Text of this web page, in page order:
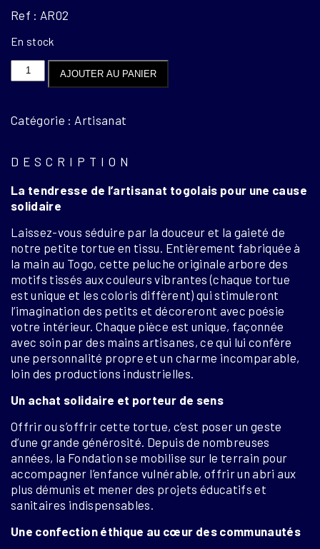
Ref : AR02
En stock
quantité
de
artisanale
AJOUTER AU PANIER
Catégorie : Artisanat
DESCRIPTION
La tendresse de l’artisanat togolais pour une cause
solidaire
Laissez-vous séduire par la douceur et la gaieté de
notre petite tortue en tissu. Entièrement fabriquée à
la main au Togo, cette peluche originale arbore des
motifs tissés aux couleurs vibrantes (chaque tortue
est unique et les coloris diffèrent) qui stimuleront
l’imagination des petits et décoreront avec poésie
votre intérieur. Chaque pièce est unique, façonnée
avec soin par des mains artisanes, ce qui lui confère
une personnalité propre et un charme incomparable,
loin des productions industrielles.
Un achat solidaire et porteur de sens
Offrir ou s’offrir cette tortue, c’est poser un geste
d’une grande générosité. Depuis de nombreuses
années, la Fondation se mobilise sur le terrain pour
accompagner l’enfance vulnérable, offrir un abri aux
plus démunis et mener des projets éducatifs et
sanitaires indispensables.
Une confection éthique au cœur des communautés